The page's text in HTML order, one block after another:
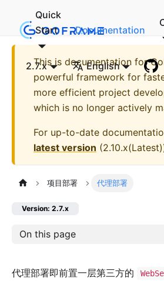
Quick
Start
Documentation
2.7.x English
This is documentation for
powerful framework for
more efficient project
which is no longer actively
For up-to-date
latest version (2.10.x(Latest)
项目部署 代理部署
Version: 2.7.x
On this page
代理部署即前置一层第三方的